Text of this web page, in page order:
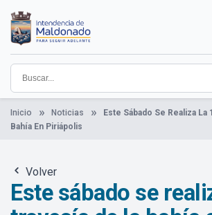
contenido
principal
Institucional
Municipios
Descubre Maldonado
Comunicación
Servicios
Guía De Trámites
Ver Noticias
Inicio Noticias
Este Sábado Se Realiza La
Bahía En Piriápolis
Volver
Este sábado se